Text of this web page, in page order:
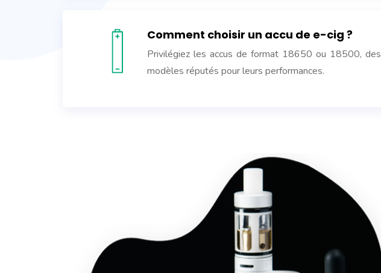
Comment choisir un accu de e-cig ?
Privilégiez les accus de format 18650 ou 18500, des
modèles réputés pour leurs performances.